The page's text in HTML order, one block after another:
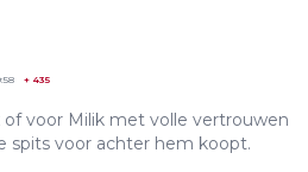
+ 435
of voor Milik met volle vertrouwen
spits voor achter hem koopt.